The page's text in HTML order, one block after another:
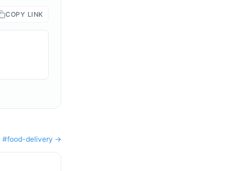
COPY LINK
#food-delivery →